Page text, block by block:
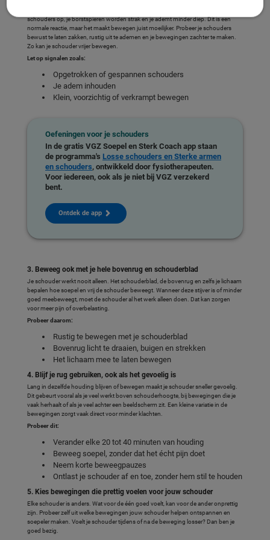
schouders op, je borstspieren worden strak en je ademt minder diep. Dit is een
normale reactie, maar het maakt bewegen juist moeilijker. Probeer je schouders
bewust te laten zakken, rustig uit te ademen en je bewegingen zachter te maken.
Zo kan je schouder vrijer bewegen.
Let op signalen zoals:
Opgetrokken of gespannen schouders
Je adem inhouden
Klein, voorzichtig of verkrampt bewegen
Oefeningen voor je schouders
In de gratis VGZ Soepel en Sterk Coach app staan
de programma's Losse schouders en Sterke armen
en schouders, ontwikkeld door fysiotherapeuten.
Voor iedereen, ook als je niet bij VGZ verzekerd
bent.
Ontdek de app
3. Beweeg ook met je hele bovenrug en schouderblad
Je schouder werkt nooit alleen. Het schouderblad, de bovenrug en zelfs je lichaam
bepalen hoe soepel en vrij de schouder beweegt. Wanneer deze stijver is of minder
goed meebeweegt, moet de schouder al het werk alleen doen. Dat kan zorgen
voor meer pijn of overbelasting.
Probeer daarom:
Rustig te bewegen met je schouderblad
Bovenrug licht te draaien, buigen en strekken
Het lichaam mee te laten bewegen
4. Blijf je rug gebruiken, ook als het gevoelig is
Lang in dezelfde houding blijven of bewegen maakt je schouder sneller gevoelig.
Dit gebeurt vooral als je veel werkt boven schouderhoogte, bij bewegingen die je
vaak herhaalt of als je veel achter een beeldscherm zit. Een kleine variatie in de
bewegingen zorgt vaak direct voor minder klachten.
Probeer dit:
Verander elke 20 tot 40 minuten van houding
Beweeg soepel, zonder dat het écht pijn doet
Neem korte beweegpauzes
Ontlast je schouder af en toe, zonder hem stil te houden
5. Kies bewegingen die prettig voelen voor jouw schouder
Elke schouder is anders. Wat voor de één goed voelt, kan voor de ander onprettig
zijn. Probeer zelf uit welke bewegingen jouw schouder helpen ontspannen en
soepeler maken. Voelt je schouder tijdens of na de beweging losser? Dan ben je
goed bezig.